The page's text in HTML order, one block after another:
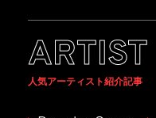
ARTIST
人気アーティスト紹介記事